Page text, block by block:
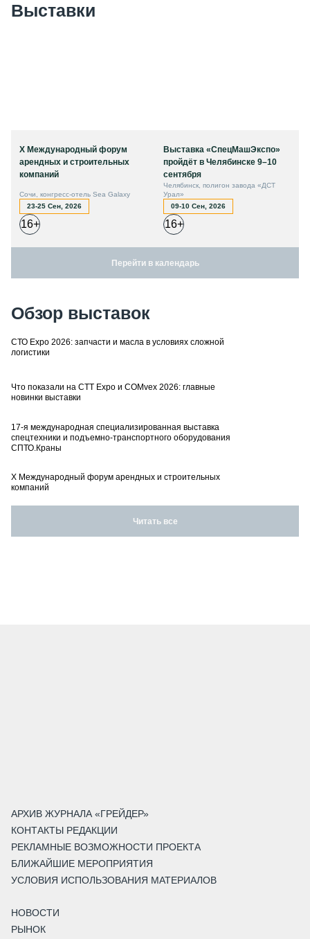
Выставки
X Международный форум
арендных и строительных
компаний
Сочи, конгресс-отель Sea Galaxy
23-25 Сен, 2026
16+
Выставка «СпецМашЭкспо»
пройдёт в Челябинске 9–10
сентября
Челябинск, полигон завода «ДСТ
Урал»
09-10 Сен, 2026
16+
Перейти в календарь
Обзор выставок
СТО Expo 2026: запчасти и масла в условиях сложной
логистики
Что показали на CTT Expo и COMvex 2026: главные
новинки выставки
17-я международная специализированная выставка
спецтехники и подъемно-транспортного оборудования
СПТО.Краны
X Международный форум арендных и строительных
компаний
Читать все
АРХИВ ЖУРНАЛА «ГРЕЙДЕР»
КОНТАКТЫ РЕДАКЦИИ
РЕКЛАМНЫЕ ВОЗМОЖНОСТИ ПРОЕКТА
БЛИЖАЙШИЕ МЕРОПРИЯТИЯ
УСЛОВИЯ ИСПОЛЬЗОВАНИЯ МАТЕРИАЛОВ
НОВОСТИ
РЫНОК